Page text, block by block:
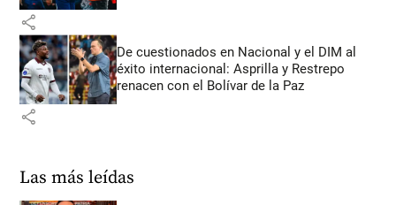
share
De cuestionados en Nacional y el DIM al
éxito internacional: Asprilla y Restrepo
renacen con el Bolívar de la Paz
share
Las más leídas